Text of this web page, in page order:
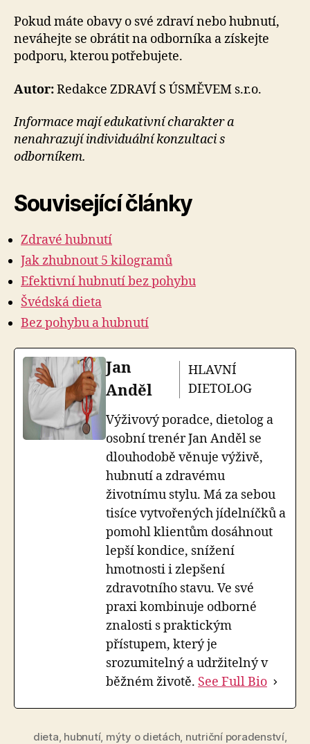
Pokud máte obavy o své zdraví nebo hubnutí,
neváhejte se obrátit na odborníka a získejte
podporu, kterou potřebujete.
Autor:Redakce ZDRAVÍ S ÚSMĚVEM s.r.o.
Informace mají edukativní charakter a
nenahrazují individuální konzultaci s
odborníkem.
Související články
Zdravé hubnutí
Jak zhubnout 5 kilogramů
Efektivní hubnutí bez pohybu
Švédská dieta
Bez pohybu a hubnutí
Jan
Anděl
HLAVNÍ
DIETOLOG
Výživový poradce, dietolog a
osobní trenér Jan Anděl se
dlouhodobě věnuje výživě,
hubnutí a zdravému
životnímu stylu. Má za sebou
tisíce vytvořených jídelníčků a
pomohl klientům dosáhnout
lepší kondice, snížení
hmotnosti i zlepšení
zdravotního stavu. Ve své
praxi kombinuje odborné
znalosti s praktickým
přístupem, který je
srozumitelný a udržitelný v
běžném životě. See Full Bio
dieta hubnutí, mýty o dietách nutriční poradenství,